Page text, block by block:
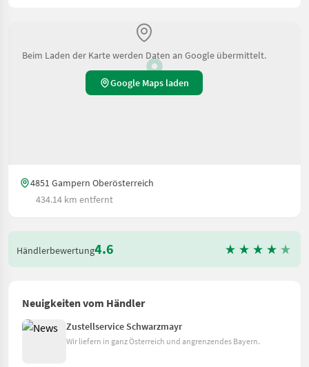
Beim Laden der Karte werden Daten an Google übermittelt.
Google Maps laden
4851 Gampern Oberösterreich
434.14 km entfernt
Händlerbewertung4.6
Neuigkeiten vom Händler
Zustellservice Schwarzmayr
Wir liefern in ganz Österreich und angrenzendes Bayern.